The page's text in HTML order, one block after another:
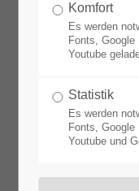
Video
Stauden Ring
Mit dem
Staudenbeet in
neueste Update
Komfort
Es werden
Fonts, Google
Youtube
Statistik
Es werden
Fonts,
Youtube und